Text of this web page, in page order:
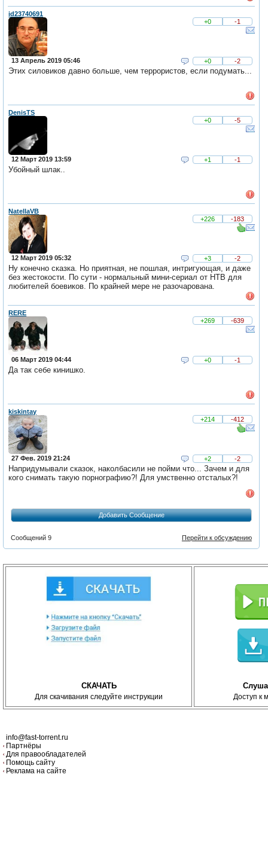
id23740691
+0
-1
13 Апрель 2019 05:46 +0 -2
Этих силовиков давно больше, чем террористов, если подумать...
DenisTS
+0
-5
12 Март 2019 13:59 +1 -1
Убойный шлак..
NatellaVB
+226
-183
12 Март 2019 05:32 +3 -2
Ну конечно сказка. Но приятная, не пошлая, интригующая, и даже
без жестокости. По сути - нормальный мини-сериал от НТВ для
любителей боевиков. По крайней мере не разочарована.
RERE
+269
-639
06 Март 2019 04:44 +0 -1
Да так себе кинишко.
kiskintay
+214
-412
27 Фев. 2019 21:24 +2 -2
Напридумывали сказок, наколбасили не пойми что... Зачем и для
кого снимать такую порнографию?! Для умственно отсталых?!
Добавить Сообщение
Сообщений 9 Перейти к обсуждению
СКАЧАТЬ
Для скачивания следуйте инструкции Доступ к
info@fast-torrent.ru
Партнёры
Для правообладателей
Помощь сайту
Реклама на сайте